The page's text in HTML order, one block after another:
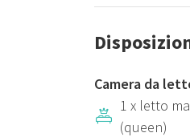
Camera da
1 x letto
(queen)